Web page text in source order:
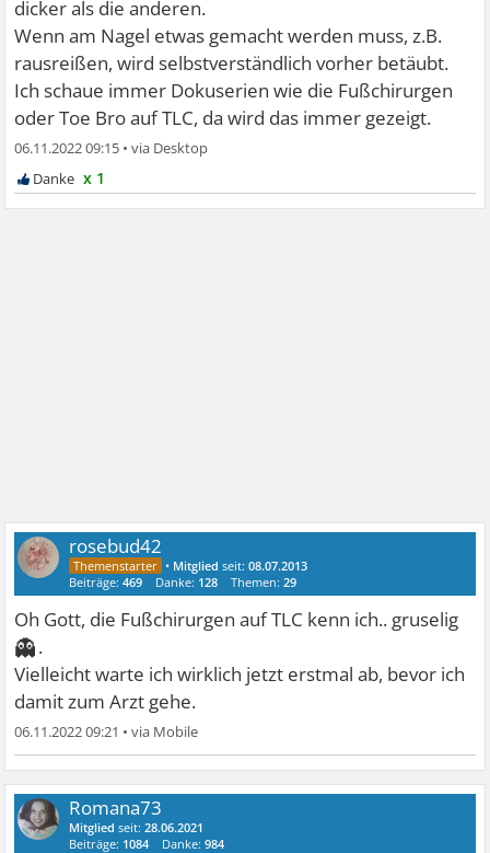
dicker als die anderen.
Wenn am Nagel etwas gemacht werden muss, z.B.
rausreißen, wird selbstverständlich vorher betäubt.
Ich schaue immer Dokuserien wie die Fußchirurgen
oder Toe Bro auf TLC, da wird das immer gezeigt.
06.11.2022 09:15 •
x 1
rosebud42
• Mitglied seit:08.07.2013
Beiträge:469 Danke: 128 Themen:29
Oh Gott, die Fußchirurgen auf TLC kenn ich.. gruselig
👻.
Vielleicht warte ich wirklich jetzt erstmal ab, bevor ich
damit zum Arzt gehe.
06.11.2022 09:21 •
Romana73
Mitglied seit:28.06.2021
Beiträge: 1084 Danke:984